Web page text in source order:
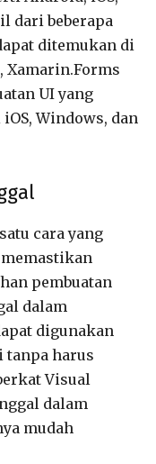
dari beberapa
ditemukan di
Xamarin.Forms
UI yang
Windows, dan
cara yang
pembuatan
dalam
digunakan
tanpa harus
Visual
dalam
mudah